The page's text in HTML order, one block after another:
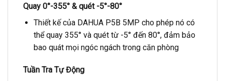
Quay 0°-355° & quét -5°-80°
Thiết kế của DAHUA P5B 5MP cho phép nó có
thể quay 355° và quét từ -5° đến 80°, đảm bảo
bao quát mọi ngóc ngách trong căn phòng
Tuần Tra Tự Động